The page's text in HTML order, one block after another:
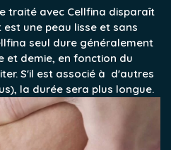
traité avec Cellfina disparaît
une peau lisse et sans
seul dure généralement
et demie, en fonction du
S'il est associé à d'autres
la durée sera plus longue.